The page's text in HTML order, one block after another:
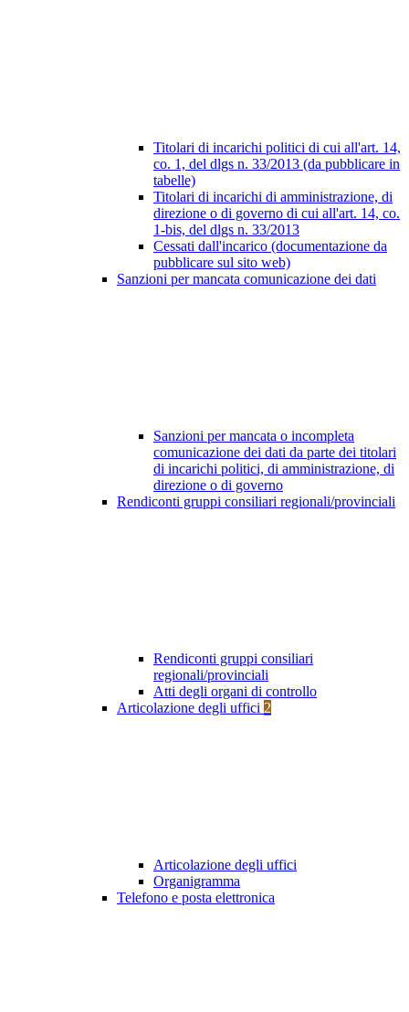
Titolari di incarichi politici di cui all'art. 14,
co. 1, del dlgs n. 33/2013 (da pubblicare in
tabelle)
Titolari di incarichi di amministrazione, di
direzione o di governo di cui all'art. 14, co.
1-bis, del dlgs n. 33/2013
Cessati dall'incarico (documentazione da
pubblicare sul sito web)
Sanzioni per mancata comunicazione dei dati
Sanzioni per mancata o incompleta
comunicazione dei dati da parte dei titolari
di incarichi politici, di amministrazione, di
direzione o di governo
Rendiconti gruppi consiliari regionali/provinciali
Rendiconti gruppi consiliari
regionali/provinciali
Atti degli organi di controllo
Articolazione degli uffici 2
Articolazione degli uffici
Organigramma
Telefono e posta elettronica